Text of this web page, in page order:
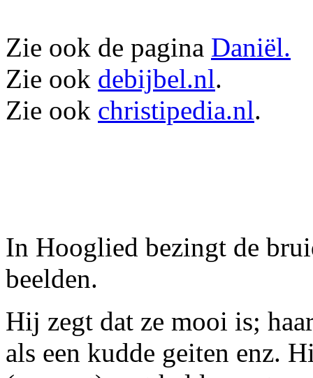
Zie ook de pagina Daniël.
Zie ook debijbel.nl.
Zie ook christipedia.nl.
In Hooglied bezingt de
beelden.
Hij zegt dat ze mooi is;
als een kudde geiten enz.